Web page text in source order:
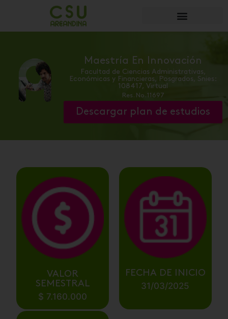
Maestría En Innovación
Facultad de Ciencias Administrativas,
Económicas y Financieras, Posgrados , Snies:
108417,Virtual
Res. No. 11697
Descargar plan de estudios
VALOR
SEMESTRAL
$ 7.160.000
FECHA DE INICIO
31/03/2025